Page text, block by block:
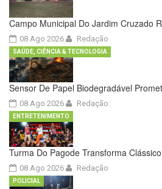
Campo Municipal Do Jardim Cruzado
08 Ago 2026 Redação
Sensor De Papel Biodegradável
08 Ago 2026
SAÚDE, CIÊNCIA & TECNOLOGIA
Redação
Turma Do Pagode Transforma
08 Ago 2026
ENTRETENIMENTO
Redação
POLICIAL